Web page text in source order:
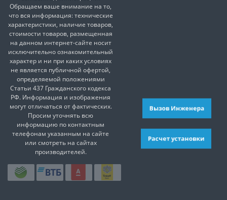
Обращаем ваше внимание на то,
что вся информация: технические
характеристики, наличие товаров,
стоимости товаров, размещенная
на данном интернет-сайте носит
исключительно ознакомительный
характер и ни при каких условиях
не является публичной офертой,
определяемой положениями
Статьи 437 Гражданского кодекса
РФ. Информация и изображения
могут отличаться от фактических.
Просим уточнять всю
информацию по контактным
телефонам указанным на сайте
или смотреть на сайтах
производителей.
Расчет установки
Вызов Инженера